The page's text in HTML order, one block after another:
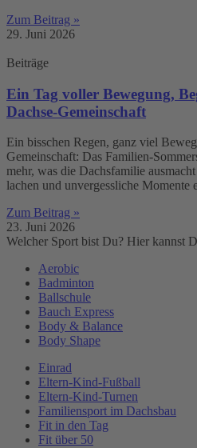
Zum Beitrag »
29. Juni 2026
Beiträge
Ein Tag voller Bewegung,
Dachse-Gemeinschaft
Ein bisschen Regen, ganz viel
Gemeinschaft: Das Familien-
mehr, was die Dachsfamilie
lachen und unvergessliche Momente
Zum Beitrag »
23. Juni 2026
Welcher Sport bist Du? Hier kannst
Aerobic
Badminton
Ballschule
Bauch Express
Body & Balance
Body Shape
Einrad
Eltern-Kind-Fußball
Eltern-Kind-Turnen
Familiensport im Dachsbau
Fit in den Tag
Fit über 50